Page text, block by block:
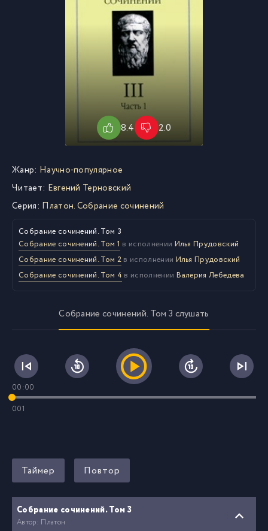
8.4 2.0
Жанр: Научно-популярное
Читает: Евгений Терновский
Серия: Платон. Собрание сочинений
Собрание сочинений. Том 3
Собрание сочинений. Том 1 в исполнении Илья Прудовский
Собрание сочинений. Том 2 в исполнении Илья Прудовский
Собрание сочинений. Том 4 в исполнении Валерия Лебедева
Собрание сочинений. Том 3 слушать
00:00
001
Таймер Повтор
Собрание сочинений. Том 3
Автор: Платон